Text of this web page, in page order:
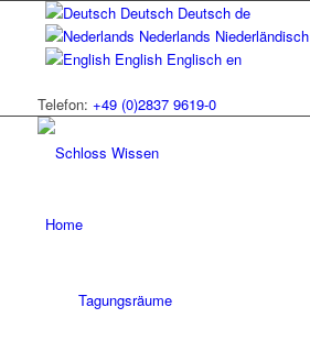
Deutsch Deutsch de
Nederlands Niederländisch
English Englisch en
Telefon: +49 (0)2837 9619-0
Home
Tagungsräume